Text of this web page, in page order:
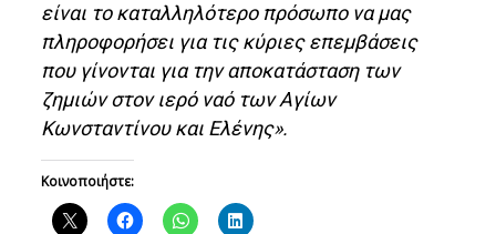
είναι το καταλληλότερο πρόσωπο να μας
πληροφορήσει για τις κύριες επεμβάσεις
που γίνονται για την αποκατάσταση των
ζημιών στον ιερό ναό των Αγίων
Κωνσταντίνου και Ελένης».
Κοινοποιήστε: